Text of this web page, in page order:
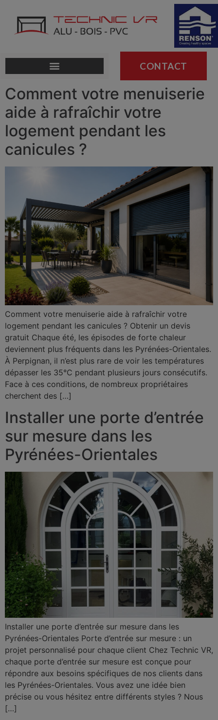
CONTACT
Comment votre menuiserie
aide à rafraîchir votre
logement pendant les
canicules ?
Comment votre menuiserie aide à rafraîchir votre
logement pendant les canicules ? Obtenir un devis
gratuit Chaque été, les épisodes de forte chaleur
deviennent plus fréquents dans les Pyrénées-Orientales.
À Perpignan, il n’est plus rare de voir les températures
dépasser les 35°C pendant plusieurs jours consécutifs.
Face à ces conditions, de nombreux propriétaires
cherchent des […]
Installer une porte d’entrée
sur mesure dans les
Pyrénées-Orientales
Installer une porte d’entrée sur mesure dans les
Pyrénées-Orientales Porte d’entrée sur mesure : un
projet personnalisé pour chaque client Chez Technic VR,
chaque porte d’entrée sur mesure est conçue pour
répondre aux besoins spécifiques de nos clients dans
les Pyrénées-Orientales. Vous avez une idée bien
précise ou vous hésitez entre différents styles ? Nous
[…]